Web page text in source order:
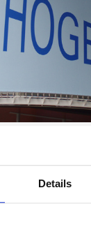
Details
GDA